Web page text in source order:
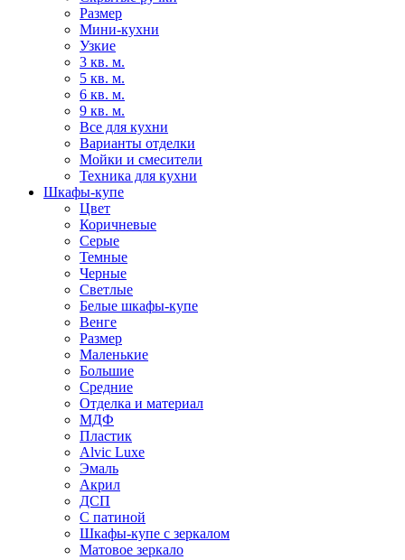
Размер
Мини-кухни
Узкие
3 кв. м.
5 кв. м.
6 кв. м.
9 кв. м.
Все для кухни
Варианты отделки
Мойки и смесители
Техника для кухни
Шкафы-купе
Цвет
Коричневые
Серые
Темные
Черные
Светлые
Белые шкафы-купе
Венге
Размер
Маленькие
Большие
Средние
Отделка и материал
МДФ
Пластик
Alvic Luxe
Эмаль
Акрил
ДСП
С патиной
Шкафы-купе с зеркалом
Матовое зеркало